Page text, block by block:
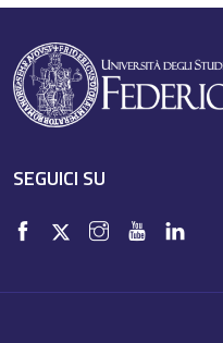
SEGUICI SU